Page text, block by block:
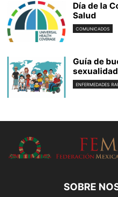
Día de la
Salud
COMUNICADOS
Guía de
ENFERMEDADES
SOBRE